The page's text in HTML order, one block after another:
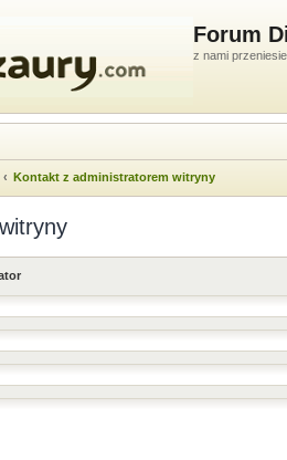
Forum
z nami
Kontakt z administratorem witryny